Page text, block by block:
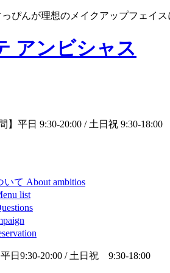
ぴんが理想のメイクアップフェイス
】平日 9:30-20:00 / 土日祝 9:30-18:00
いて About ambitios
list
日9:30-20:00 / 土日祝 9:30-18:00